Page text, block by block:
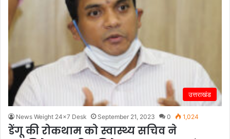
उत्तराखंड
News Weight 24x7 Desk September 21, 2023 0 1,024
डेंगू की रोकथाम को स्वास्थ्य सचिव ने